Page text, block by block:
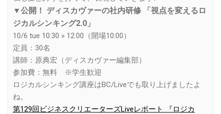
▼公開！ ディスカヴァーの社内研修
「視点を変えるロ
ジカルシンキング2.0」
10/6 tue 10:30 » 12:00（開場10:00）
定員：30名
講師：原典宏（ディスカヴァー編集部）
参加費：無料 ※学生歓迎
ロジカルシンキング講座はBC/Liveでも取り上げましたよ
ね。
第129回ビジネスクリエーターズLiveレポート 『ロジカ